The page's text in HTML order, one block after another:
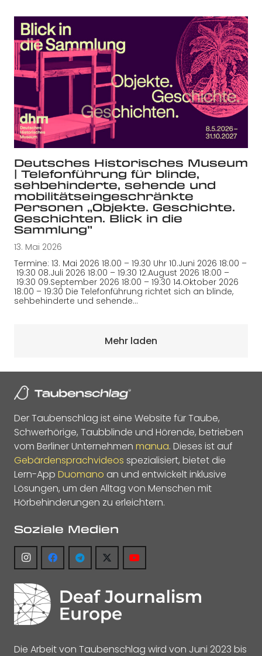
Deutsches Historisches Museum
| Telefonführung für blinde,
sehbehinderte, sehende und
mobilitätseingeschränkte
Personen „Objekte. Geschichte.
Geschichten. Blick in die
Sammlung”
13. Mai 2026
Termine: 13. Mai 2026 18.00 – 19.30 Uhr 10.Juni 2026 18:00 –
19:30 08.Juli 2026 18:00 – 19:30 12.August 2026 18:00 –
19:30 09.September 2026 18:00 – 19:30 14.Oktober 2026
18:00 – 19:30 Die Telefonführung richtet sich an blinde,
sehbehinderte und sehende…
Mehr laden
Der Taubenschlag ist eine Website für Taube,
Schwerhörige, Taubblinde und Hörende, betrieben
vom Berliner Unternehmen manua. Dieses ist auf
Gebärdensprachvideos spezialisiert, bietet die
Lern-App Duomano an und entwickelt inklusive
Lösungen, um den Alltag von Menschen mit
Hörbehinderungen zu erleichtern.
Soziale Medien
Die Arbeit von Taubenschlag wird von Juni 2023 bis